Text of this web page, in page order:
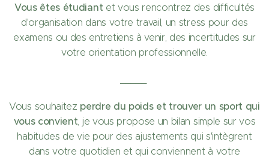
Vous êtes étudiant et vous rencontrez des difficultés
d'organisation dans votre travail, un stress pour des
examens ou des entretiens à venir, des incertitudes sur
votre orientation professionnelle.
Vous souhaitez perdre du poids et trouver un sport qui
vous convient, je vous propose un bilan simple sur vos
habitudes de vie pour des ajustements qui s'intègrent
dans votre quotidien et qui conviennent à votre